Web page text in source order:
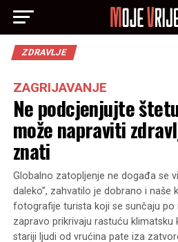
ZDRAVLJE
ZAGRIJAVANJE
Ne podcjenjujte
može napraviti
znati
Globalno zatopljenje ne događa se
daleko”, zahvatilo je dobrano i naše
fotografije turista koji se sunčaju po
zapravo prikrivaju rastuću klimatsku
stariji ljudi od vrućina pate iza